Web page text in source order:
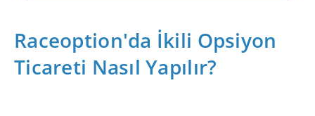
Raceoption'da İkili Opsiyon
Ticareti Nasıl Yapılır?